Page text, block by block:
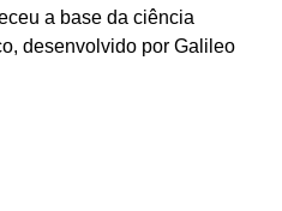
a base da ciência
desenvolvido por Galileo